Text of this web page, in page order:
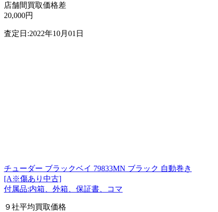
店舗間買取価格差
20,000円
査定日:2022年10月01日
チューダー ブラックベイ 79833MN ブラック 自動巻き
[A※傷あり中古]
付属品:内箱、外箱、保証書、コマ
９社平均買取価格